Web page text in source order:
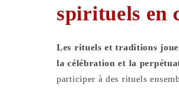
spirituels en
Les rituels et traditions
la célébration et la
participer à des rituels